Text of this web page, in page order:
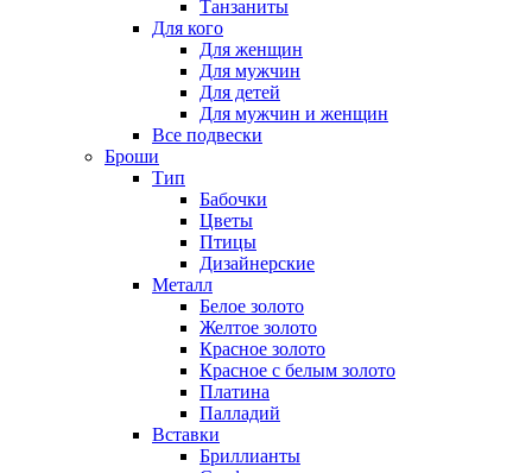
Танзаниты
Для кого
Для женщин
Для мужчин
Для детей
Для мужчин и женщин
Все подвески
Броши
Тип
Бабочки
Цветы
Птицы
Дизайнерские
Металл
Белое золото
Желтое золото
Красное золото
Красное с белым золото
Платина
Палладий
Вставки
Бриллианты